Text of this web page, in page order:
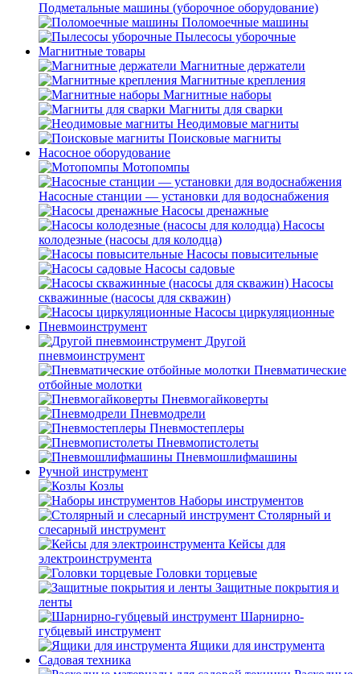
Подметальные машины (уборочное оборудование)
Поломоечные машины
Пылесосы уборочные
Магнитные товары
Магнитные держатели
Магнитные крепления
Магнитные наборы
Магниты для сварки
Неодимовые магниты
Поисковые магниты
Насосное оборудование
Мотопомпы
Насосные станции — установки для водоснабжения
Насосы дренажные
Насосы
колодезные (насосы для колодца)
Насосы повысительные
Насосы садовые
Насосы
скважинные (насосы для скважин)
Насосы циркуляционные
Пневмоинструмент
Другой
пневмоинструмент
Пневматические
отбойные молотки
Пневмогайковерты
Пневмодрели
Пневмостеплеры
Пневмопистолеты
Пневмошлифмашины
Ручной инструмент
Козлы
Наборы инструментов
Столярный и
слесарный инструмент
Кейсы для
электроинструмента
Головки торцевые
Защитные покрытия и
ленты
Шарнирно-
губцевый инструмент
Ящики для инструмента
Садовая техника